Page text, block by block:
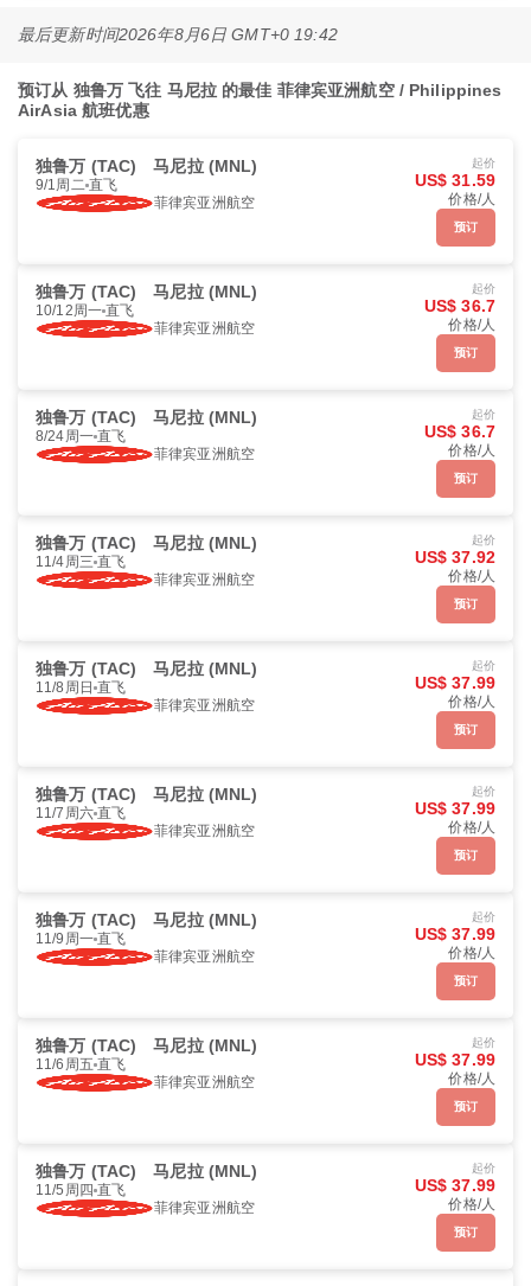
最后更新时间2026年8月6日 GMT+0 19:42
预订从 独鲁万 飞往 马尼拉 的最佳 菲律宾亚洲航空 / Philippines
AirAsia 航班优惠
独鲁万 (TAC) 马尼拉 (MNL)
9/1周二 直飞
菲律宾亚洲航空
起价
US$ 31.59
价格/人
预订
独鲁万 (TAC) 马尼拉 (MNL)
10/12周一 直飞
菲律宾亚洲航空
起价
US$ 36.7
价格/人
预订
独鲁万 (TAC) 马尼拉 (MNL)
8/24周一 直飞
菲律宾亚洲航空
起价
US$ 36.7
价格/人
预订
独鲁万 (TAC) 马尼拉 (MNL)
11/4周三 直飞
菲律宾亚洲航空
起价
US$ 37.92
价格/人
预订
独鲁万 (TAC) 马尼拉 (MNL)
11/8周日 直飞
菲律宾亚洲航空
起价
US$ 37.99
价格/人
预订
独鲁万 (TAC) 马尼拉 (MNL)
11/7周六 直飞
菲律宾亚洲航空
起价
US$ 37.99
价格/人
预订
独鲁万 (TAC) 马尼拉 (MNL)
11/9周一 直飞
菲律宾亚洲航空
起价
US$ 37.99
价格/人
预订
独鲁万 (TAC) 马尼拉 (MNL)
11/6周五 直飞
菲律宾亚洲航空
起价
US$ 37.99
价格/人
预订
独鲁万 (TAC) 马尼拉 (MNL)
11/5周四 直飞
菲律宾亚洲航空
起价
US$ 37.99
价格/人
预订